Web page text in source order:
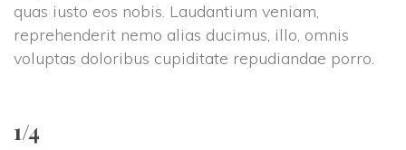
quas iusto eos nobis. Laudantium veniam,
reprehenderit nemo alias ducimus, illo, omnis
voluptas doloribus cupiditate repudiandae porro.
1/4